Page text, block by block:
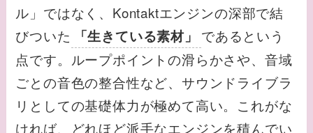
ル」ではなく、Kontaktエンジンの深部で結
びついた
「生きている素材」 であるという
点です。ループポイントの滑らかさや、音域
ごとの音色の整合性など、サウンドライブラ
リとしての基礎体力が極めて高い。これがな
ければ、どれほど派手なエンジンを積んでい